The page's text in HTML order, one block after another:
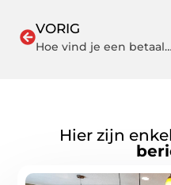
VORIG
Hoe vind je een betaalbare vergaderruimte in Utrecht die bij jouw wensen past?
Hier zijn